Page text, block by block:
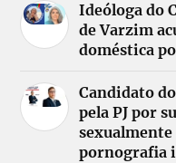
Ideóloga do
de Varzim
doméstica
Candidato
pela PJ por
pornografia